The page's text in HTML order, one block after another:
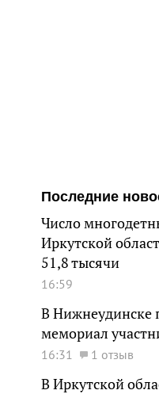
Последние
Число
Иркутской
51,8 тысячи
16:59
В Нижнеудинске
мемориал
16:31 1 отзыв
В Иркутской